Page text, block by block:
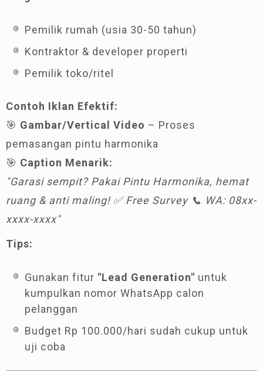
Pemilik rumah (usia 30-50 tahun)
Kontraktor & developer properti
Pemilik toko/ritel
Contoh Iklan Efektif:
🎯 Gambar/Vertical Video – Proses
pemasangan pintu harmonika
🎯 Caption Menarik:
"Garasi sempit? Pakai Pintu Harmonika, hemat
ruang & anti maling! ✅ Free Survey 📞 WA: 08xx-
xxxx-xxxx"
Tips:
Gunakan fitur "Lead Generation" untuk
kumpulkan nomor WhatsApp calon
pelanggan
Budget Rp 100.000/hari sudah cukup untuk
uji coba